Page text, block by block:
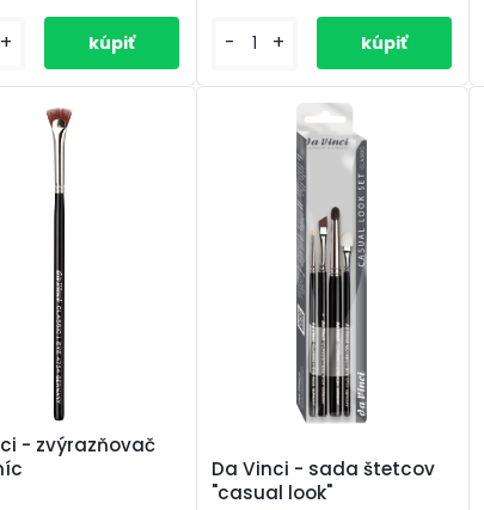
+ - +
- zvýrazňovač
Da Vinci - sada štetcov
"casual look"